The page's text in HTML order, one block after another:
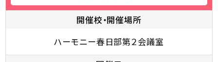
開催校・開催場所
ハーモニー春日部第２会議室